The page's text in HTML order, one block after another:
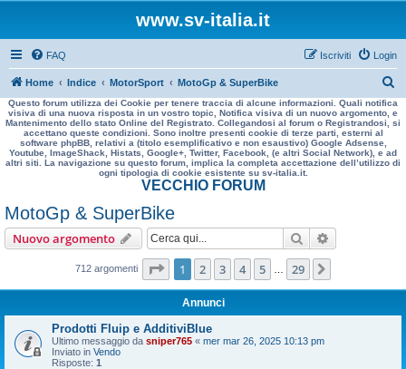
www.sv-italia.it
FAQ Login
Iscriviti
Home Indice MotorSport MotoGp & SuperBike
e
r
a
Questo forum utilizza dei Cookie per tenere traccia di alcune informazioni. Quali notifica
visiva di una nuova risposta in un vostro topic, Notifica visiva di un nuovo argomento, e
Mantenimento dello stato Online del Registrato. Collegandosi al forum o Registrandosi, si
accettano queste condizioni. Sono inoltre presenti cookie di terze parti, esterni al
software phpBB, relativi a (titolo esemplificativo e non esaustivo) Google Adsense,
Youtube, ImageShack, Histats, Google+, Twitter, Facebook, (e altri Social Network), e ad
altri siti. La navigazione su questo forum, implica la completa accettazione dell’utilizzo di
ogni tipologia di cookie esistente su sv-italia.it.
VECCHIO FORUM
MotoGp & SuperBike
Nuovo argomento Cerca
712 argomenti Pagina di 29
1 2 3 4 5 29
Annunci
Prodotti Fluip e AdditiviBlue
Ultimo messaggio da sniper765 « mer mar 26, 2025 10:13 pm
Inviato in Vendo
Risposte: 1